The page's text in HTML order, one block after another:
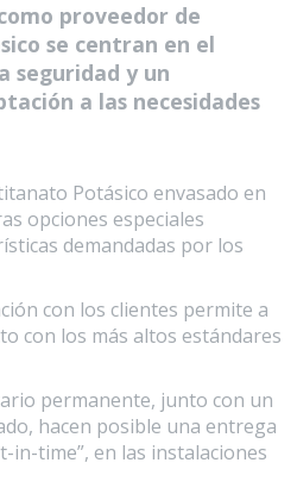
proveedor de
se centran en el
seguridad y un
a las necesidades
Potásico envasado en
opciones especiales
demandadas por los
con los clientes permite a
con los más altos estándares
permanente, junto con un
hacen posible una entrega
in-time”, en las instalaciones